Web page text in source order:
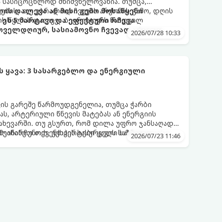
თუ უბრალოდ ჩვევის არქონის გამო, დღის
წყლის დალევა ბევრისთვის ნამდვილ
დალევა ან მისი გემო მოსაწყენი
5 მარტივი და ეფექტური რჩევა
სასიამოვნო ჩვევად აქციოთ.
2026/07/28 10:33
3 სასარგებლო და ენერგიული
გარეშე წარმოუდგენელია, თუმცა ჭარბი
არტერიული წნევის მატებას ან ენერგიის
თუ გსურთ, რომ დილა უფრო ჯანსაღად
ექსპერტები ყავის სამ საუკეთესო
თქვენთვის სასურველი სასმელი:2026/07/23 11:46